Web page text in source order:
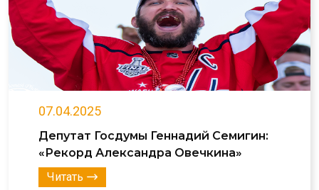
07.04.2025
Депутат Госдумы Геннадий Семигин:
«Рекорд Александра Овечкина»
Читать